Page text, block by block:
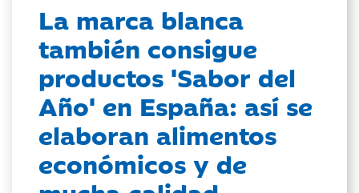
La marca blanca
también consigue
productos 'Sabor del
Año' en España: así se
elaboran alimentos
económicos y de